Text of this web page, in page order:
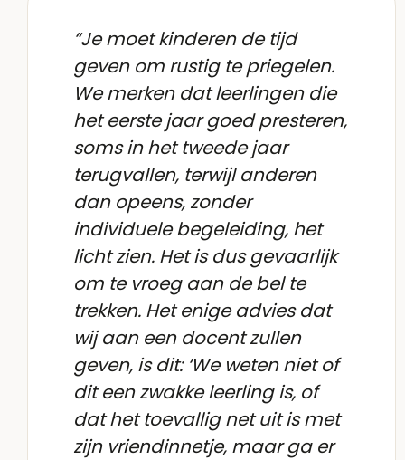
“Je moet kinderen de tijd
geven om rustig te priegelen.
We merken dat leerlingen die
het eerste jaar goed presteren,
soms in het tweede jaar
terugvallen, terwijl anderen
dan opeens, zonder
individuele begeleiding, het
licht zien. Het is dus gevaarlijk
om te vroeg aan de bel te
trekken. Het enige advies dat
wij aan een docent zullen
geven, is dit: ‘We weten niet of
dit een zwakke leerling is, of
dat het toevallig net uit is met
zijn vriendinnetje, maar ga er